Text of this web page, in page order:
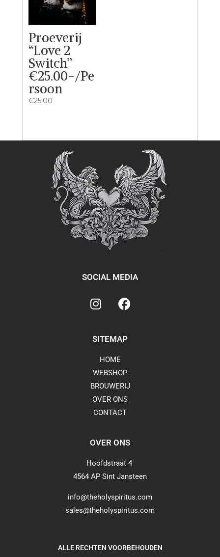
Proeverij
“Love 2
Switch”
€25.00-/Pe
rsoon
€25.00
SOCIAL MEDIA
SITEMAP
HOME
WEBSHOP
BROUWERIJ
OVER ONS
CONTACT
OVER ONS
Hoofdstraat 4
4564 AP Sint Jansteen
info@theholyspiritus.com
sales@theholyspiritus.com
ALLE RECHTEN VOORBEHOUDEN